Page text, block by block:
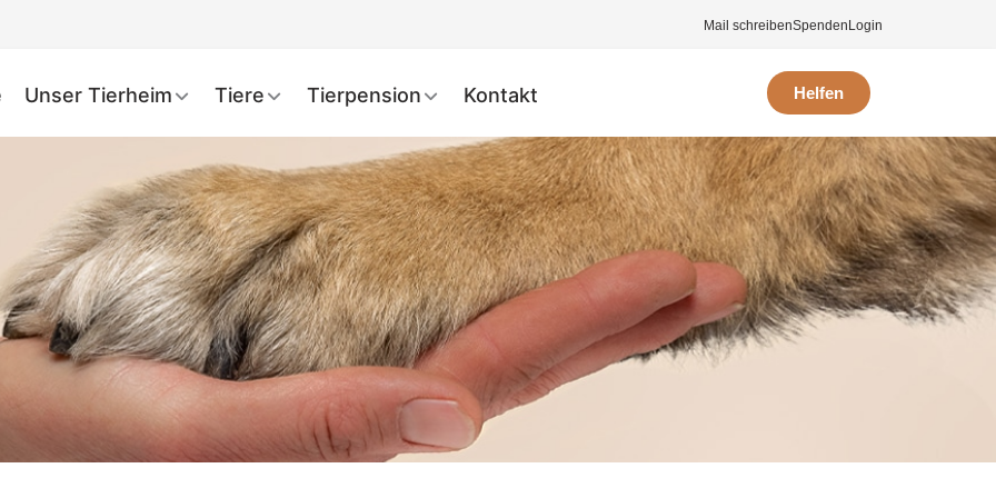
Mail schreibenSpenden Login
Unser Tierheim Tiere Tierpension Kontakt Helfen